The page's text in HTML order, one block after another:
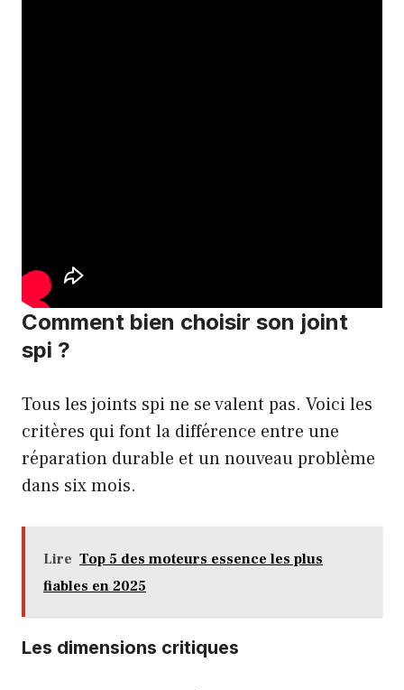
Comment bien choisir son joint
spi ?
Tous les joints spi ne se valent pas. Voici les
critères qui font la différence entre une
réparation durable et un nouveau problème
dans six mois.
Lire Top 5 des moteurs essence les plus
fiables en 2025
Les dimensions critiques